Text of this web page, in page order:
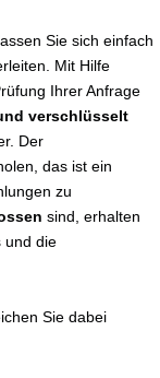
Sie sich einfach
Mit Hilfe
Ihrer Anfrage
verschlüsselt
Der
das ist ein
zu
sind, erhalten
und die
Sie dabei